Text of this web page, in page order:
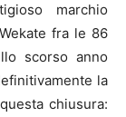
marchio
fra le 86
scorso anno
la
chiusura: